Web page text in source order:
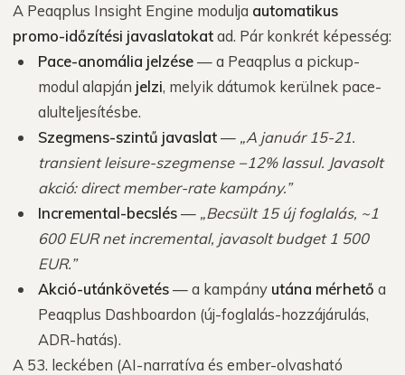
A Peaqplus Insight Engine modulja automatikus
promo-időzítési javaslatokatad. Pár konkrét képesség:
Pace-anomália jelzése— a Peaqplus a pickup-
modul alapján jelzi, melyik dátumok kerülnek pace-
alulteljesítésbe.
Szegmens-szintű javaslat— „A január 15-21.
transient leisure-szegmense −12% lassul. Javasolt
akció: direct member-rate kampány.”
Incremental-becslés— „Becsült 15 új foglalás, ~1
600 EUR net incremental, javasolt budget 1 500
EUR.”
Akció-utánkövetés— a kampány utána mérhető a
Peaqplus Dashboardon (új-foglalás-hozzájárulás,
ADR-hatás).
A 53. leckében (AI-narratíva és ember-olvasható